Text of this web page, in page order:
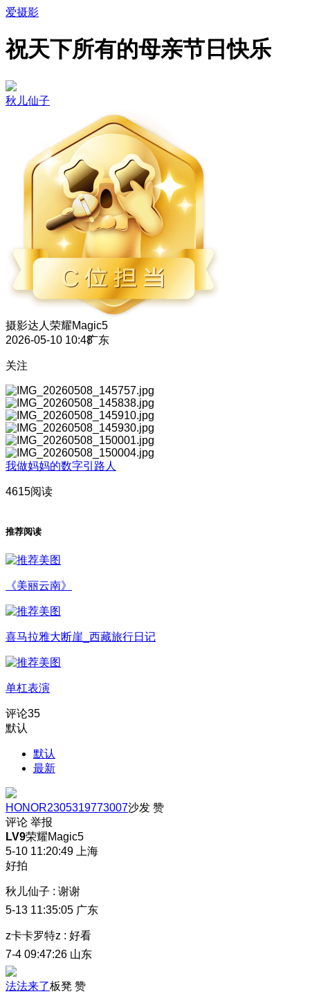
爱摄影
祝天下所有的母亲节日快乐
秋儿仙子
摄影达人 荣耀Magic5
2026-05-10 10:48广东
关注
我做妈妈的数字引路人
4615阅读
推荐阅读
《美丽云南》
喜马拉雅大断崖_西藏旅行日记
单杠表演
评论35
默认
默认
最新
HONOR2305319773007沙发 赞
评论 举报
LV9荣耀Magic5
5-10 11:20:49
上海
好拍
秋儿仙子 : 谢谢
5-13 11:35:05 广东
z卡卡罗特z : 好看
7-4 09:47:26 山东
法法来了板凳 赞